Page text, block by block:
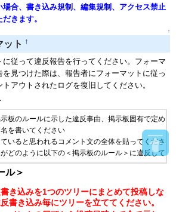
合、書き込み規制、編集規制、アクセス禁止
きます。
↑
ット †
に従って違反報告を行ってください。フォーマ
を見つけた際は、報告者にフォーマットに従っ
アウトされたログを復旧してください。
示板のルールに示した違反事由、掲示板固有で定め
を書いてください
ていると思われるコメント文の全体を貼ってくださ
がどのように以下の＜掲示板のルール＞に違反して
ル＞
き込みを1つのツリーにまとめて投稿しな
書き込み毎にツリーを立ててください。